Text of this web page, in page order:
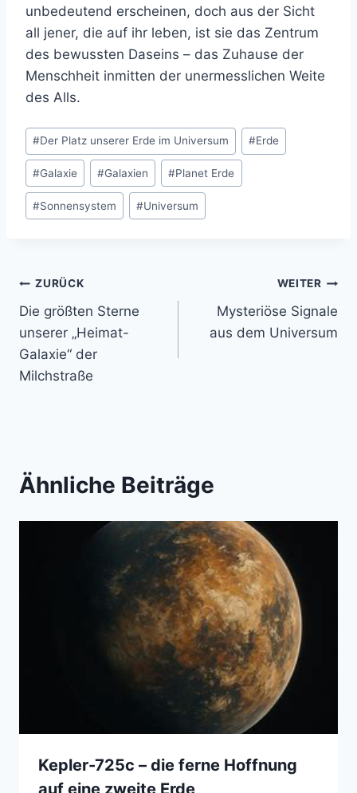
unbedeutend erscheinen, doch aus der Sicht
all jener, die auf ihr leben, ist sie das Zentrum
des bewussten Daseins – das Zuhause der
Menschheit inmitten der unermesslichen Weite
des Alls.
Schlagworte:
#Der Platz unserer Erde im Universum #Erde
#Galaxie #Galaxien #Planet Erde
#Sonnensystem #Universum
Beitragsnavigation
ZURÜCK
Die größten Sterne
unserer „Heimat-
Galaxie“ der
Milchstraße
WEITER
Mysteriöse Signale
aus dem Universum
Ähnliche Beiträge
Kepler-725c – die ferne Hoffnung
auf eine zweite Erde